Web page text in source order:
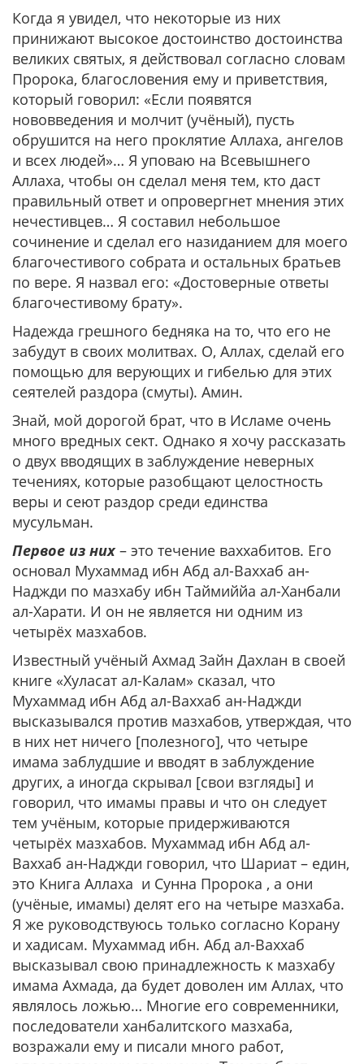
Когда я увидел, что некоторые из них
принижают высокое достоинство достоинства
великих святых, я действовал согласно словам
Пророка, благословения ему и приветствия,
который говорил: «Если появятся
нововведения и молчит (учёный), пусть
обрушится на него проклятие Аллаха, ангелов
и всех людей»… Я уповаю на Всевышнего
Аллаха, чтобы он сделал меня тем, кто даст
правильный ответ и опровергнет мнения этих
нечестивцев… Я составил небольшое
сочинение и сделал его назиданием для моего
благочестивого собрата и остальных братьев
по вере. Я назвал его: «Достоверные ответы
благочестивому брату».
Надежда грешного бедняка на то, что его не
забудут в своих молитвах. О, Аллах, сделай его
помощью для верующих и гибелью для этих
сеятелей раздора (смуты). Амин.
Знай, мой дорогой брат, что в Исламе очень
много вредных сект. Однако я хочу рассказать
о двух вводящих в заблуждение неверных
течениях, которые разобщают целостность
веры и сеют раздор среди единства
мусульман.
Первое из них– это течение ваххабитов. Его
основал Мухаммад ибн Абд ал-Ваххаб ан-
Наджди по мазхабу ибн Таймиййа ал-Ханбали
ал-Харати. И он не является ни одним из
четырёх мазхабов.
Известный учёный Ахмад Зайн Дахлан в своей
книге «Хуласат ал-Калам» сказал, что
Мухаммад ибн Абд ал-Ваххаб ан-Наджди
высказывался против мазхабов, утверждая, что
в них нет ничего [полезного], что четыре
имама заблудшие и вводят в заблуждение
других, а иногда скрывал [свои взгляды] и
говорил, что имамы правы и что он следует
тем учёным, которые придерживаются
четырёх мазхабов. Мухаммад ибн Абд ал-
Ваххаб ан-Наджди говорил, что Шариат – един,
это Книга Аллаха и Сунна Пророка , а они
(учёные, имамы) делят его на четыре мазхаба.
Я же руководствуюсь только согласно Корану
и хадисам. Мухаммад ибн. Абд ал-Ваххаб
высказывал свою принадлежность к мазхабу
имама Ахмада, да будет доволен им Аллах, что
являлось ложью… Многие его современники,
последователи ханбалитского мазхаба,
возражали ему и писали много работ,